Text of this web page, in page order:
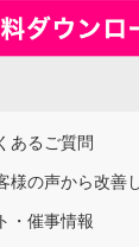
あるご質問
様の声から改善
・催事情報